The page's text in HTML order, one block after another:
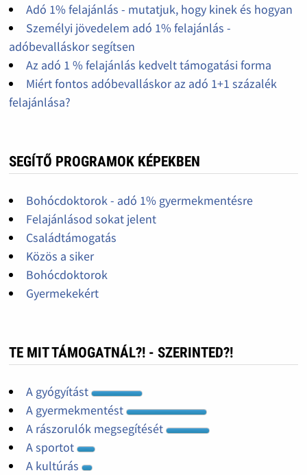
Adó 1% felajánlás - mutatjuk, hogy kinek és hogyan
Személyi jövedelem adó 1% felajánlás -
adóbevalláskor segítsen
Az adó 1 % felajánlás kedvelt támogatási forma
Miért fontos adóbevalláskor az adó 1+1 százalék
felajánlása?
SEGÍTŐ PROGRAMOK KÉPEKBEN
Bohócdoktorok - adó 1% gyermekmentésre
Felajánlásod sokat jelent
Családtámogatás
Közös a siker
Bohócdoktorok
Gyermekekért
TE MIT TÁMOGATNÁL?! - SZERINTED?!
A gyógyítást
A gyermekmentést
A rászorulók megsegítését
A sportot
A kultúrás